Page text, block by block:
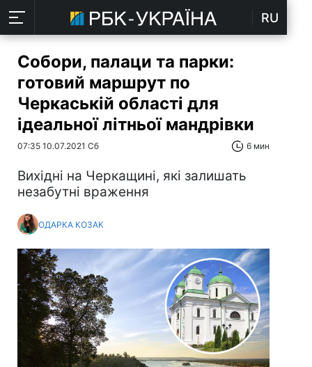
RU
Собори, палаци та парки:
готовий маршрут по
Черкаській області для
ідеальної літньої мандрівки
07:35 10.07.2021 Сб 6 мин
Вихідні на Черкащині, які залишать
незабутні враження
ОДАРКА КОЗАК